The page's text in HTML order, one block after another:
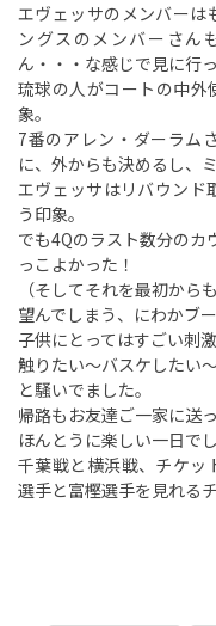
エヴェッサのメンバーは
ングスのメンバーさん
ん・・・な感じで見に行
琉球の人がコートの中外
象。
7番のアレン・ダーラム
に、外からも決めるし、
エヴェッサはリバウンド
う印象。
でも4Qのラスト数分の
っこよかった！
（そしてそれを最初から
望んでしまう、にわかブー
子供にとってはすごい刺
触りたい～バスケしたい～
と騒いでました。
帰路もお友達ご一家に送
ほんとうに楽しい一日で
千葉戦と横浜戦、チケッ
選手と富樫選手を見れる